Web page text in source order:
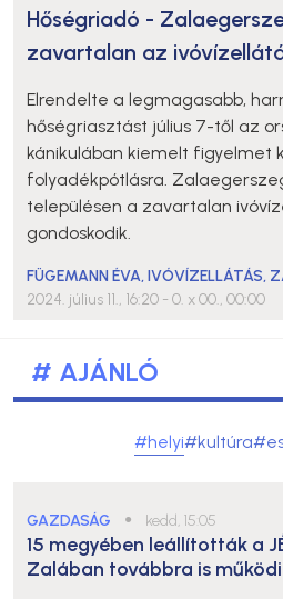
Hőségriadó -
zavartalan az
Elrendelte a legmagasabb,
hőségriasztást július 7-től az
kánikulában kiemelt figyelmet
folyadékpótlásra.
településen a zavartalan
gondoskodik.
FÜGEMANN ÉVA,IVÓVÍZELLÁTÁS,
2024. július 11., 16:20 - 0. x 00., 00:00
# AJÁNLÓ
#helyi#kultúra
GAZDASÁG ● kedd, 15:05
15 megyében leállították a
Zalában továbbra is